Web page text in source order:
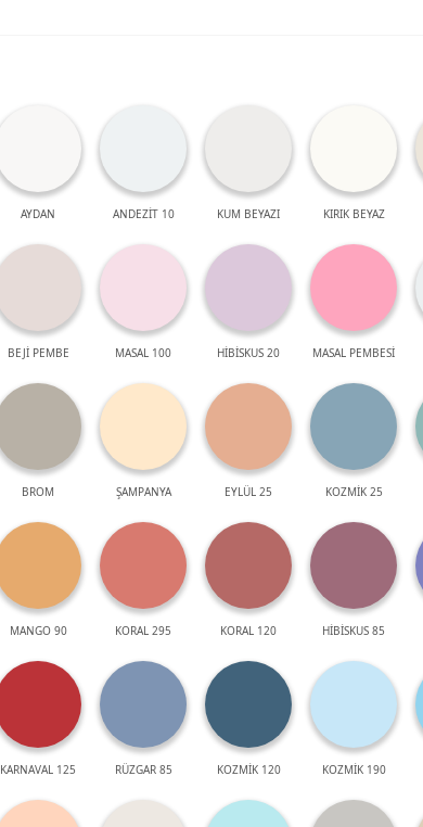
AYDAN ANDEZİT 10 KUM BEYAZI KIRIK BEYAZ
BEJİ PEMBE MASAL 100 HİBİSKUS 20 MASAL PEMBESİ
BROM ŞAMPANYA EYLÜL 25 KOZMİK 25
MANGO 90 KORAL 295 KORAL 120 HİBİSKUS 85
KARNAVAL 125 RÜZGAR 85 KOZMİK 120 KOZMİK 190